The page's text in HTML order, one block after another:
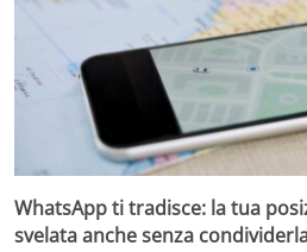
WhatsApp ti tradisce: la tua
svelata anche senza